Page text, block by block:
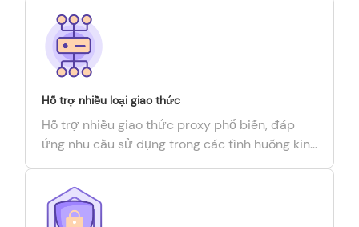
Hỗ trợ nhiều loại giao thức
Hỗ trợ nhiều giao thức proxy phổ biến, đáp
ứng nhu cầu sử dụng trong các tình huống kinh